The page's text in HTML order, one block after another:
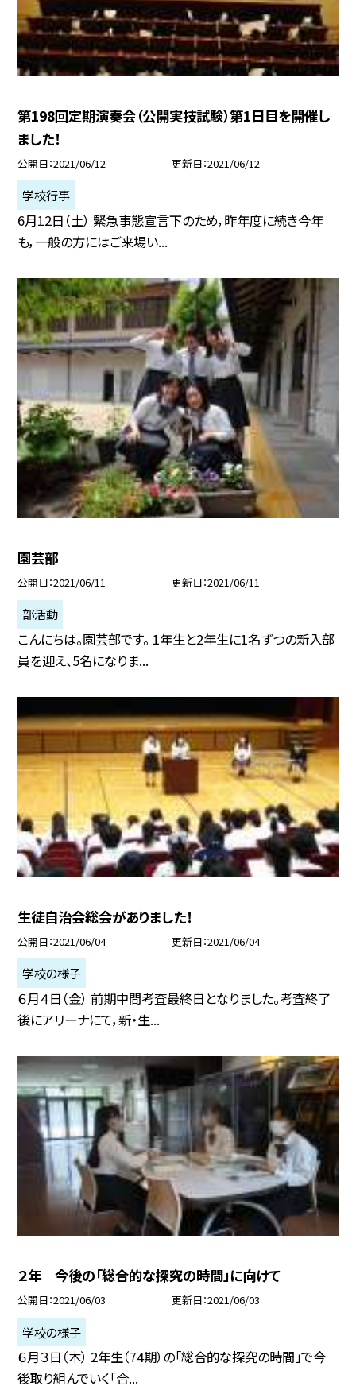
第198回定期演奏会（公開実技試験）第1日目を開催し
ました！
公開日 2021/06/12 更新日 2021/06/12
学校行事
6月12日（土） 緊急事態宣言下のため，昨年度に続き今年
も，一般の方にはご来場い...
園芸部
公開日 2021/06/11 更新日 2021/06/11
部活動
こんにちは。園芸部です。 1年生と2年生に1名ずつの新入部
員を迎え、5名になりま...
生徒自治会総会がありました！
公開日 2021/06/04 更新日 2021/06/04
学校の様子
６月４日（金） 前期中間考査最終日となりました。考査終了
後にアリーナにて，新・生...
２年 今後の「総合的な探究の時間」に向けて
公開日 2021/06/03 更新日 2021/06/03
学校の様子
６月３日（木） 2年生（74期）の「総合的な探究の時間」で今
後取り組んでいく「合...